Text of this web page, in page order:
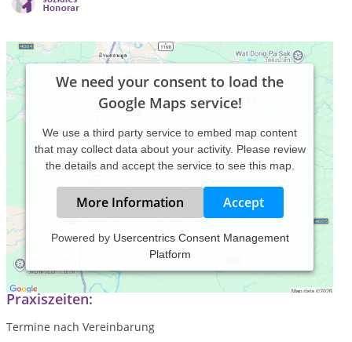
We need your consent to load the
Google Maps service!
We use a third party service to embed map content
that may collect data about your activity. Please review
the details and accept the service to see this map.
More Information Accept
Powered by Usercentrics Consent Management
Platform
freie Praxis und Atelier
Praxiszeiten:
Termine nach Vereinbarung